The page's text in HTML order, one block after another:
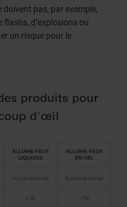
zu gewährleisten.
Kategorien Sie
Sie, dass je nach den
unserenCookie-
doivent pas, par exemple,
d’explosions ou
un risque pour le
produits pour
d'œil